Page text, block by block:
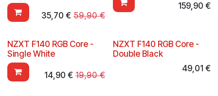
35,70 € 59,90€
159,90 €
NZXT F140 RGB Core -
Single White
14,90 € 19,90€
NZXT F140 RGB Core -
Double Black
49,01 €